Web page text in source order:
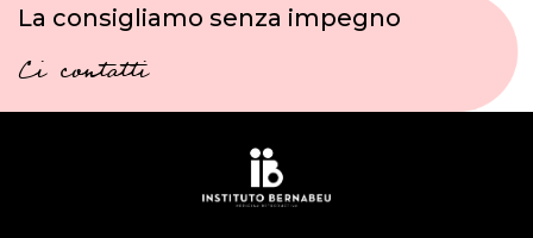
La consigliamo senza impegno
Ci contatti